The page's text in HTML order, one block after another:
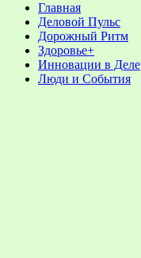
Главная
Деловой Пульс
Дорожный Ритм
Здоровье+
Инновации в Деле
Люди и События